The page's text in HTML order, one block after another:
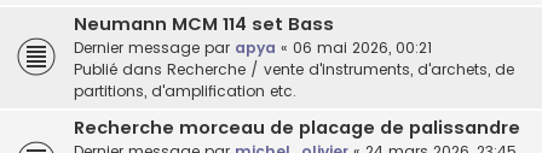
Neumann MCM 114 set Bass
Dernier message par apya « 06 mai 2026, 00:21
Publié dans Recherche / vente d'instruments, d'archets, de
partitions, d'amplification etc.
Recherche morceau de placage de palissandre